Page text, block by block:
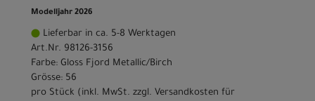
Modelljahr 2026
Lieferbar in ca. 5-8 Werktagen
Art.Nr. 98126-3156
Farbe: Gloss Fjord Metallic/Birch
Grösse: 56
pro Stück (inkl. MwSt. zzgl. Versandkosten für